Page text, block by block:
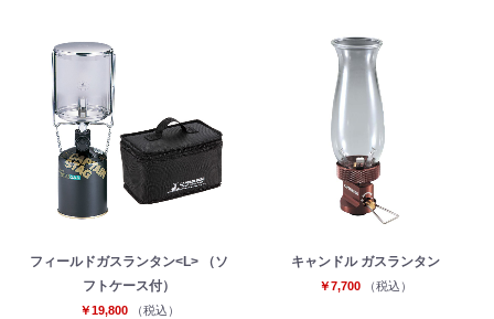
フィールドガスランタン<L> （ソ
フトケース付）
￥19,800 （税込）
キャンドル ガスランタン
￥7,700 （税込）